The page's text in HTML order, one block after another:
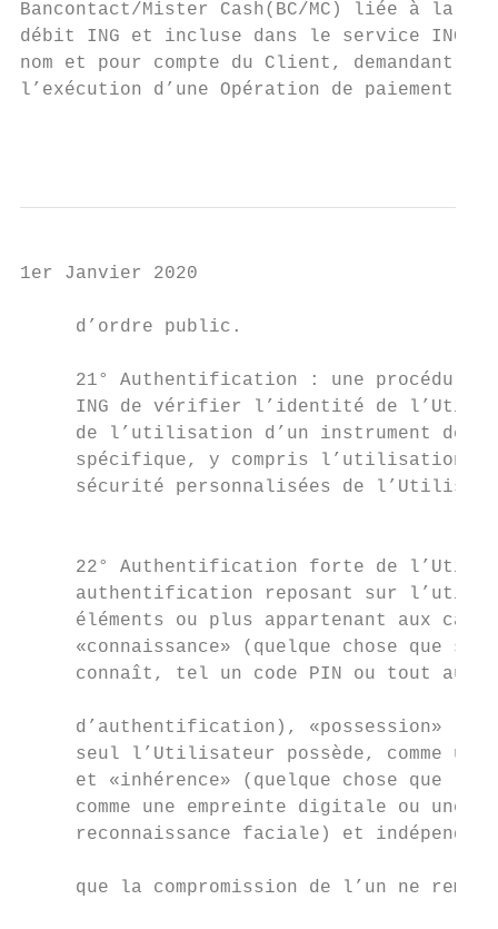
Bancontact/Mister Cash(BC/MC) liée à la
débit ING et incluse dans le service ING
nom et pour compte du Client,
l’exécution d’une Opération de
1er Janvier 2020
d’ordre public.
21° Authentification : une procédure
ING de vérifier l’identité de
de l’utilisation d’un instrument de
spécifique, y compris l’utilisation
sécurité personnalisées de
22° Authentification forte de
authentification reposant sur
éléments ou plus appartenant aux
«connaissance» (quelque chose que
connaît, tel un code PIN ou tout
d’authentification), «possession»
seul l’Utilisateur possède, comme
et «inhérence» (quelque chose que
comme une empreinte digitale ou une
reconnaissance faciale) et
que la compromission de l’un ne remet